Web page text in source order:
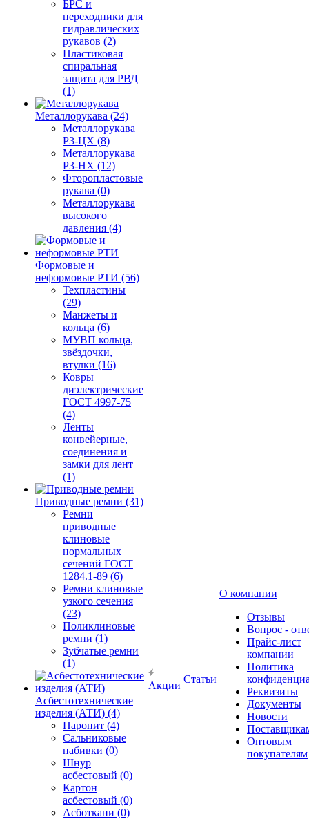
БРС и
переходники для
гидравлических
рукавов (2)
Пластиковая
спиральная
защита для РВД
(1)
Металлорукава (24)
Металлорукава
Р3-ЦХ (8)
Металлорукава
Р3-НХ (12)
Фторопластовые
рукава (0)
Металлорукава
высокого
давления (4)
Формовые и
неформовые РТИ (56)
Техпластины
(29)
Манжеты и
кольца (6)
МУВП кольца,
звёздочки,
втулки (16)
Ковры
диэлектрические
ГОСТ 4997-75
(4)
Ленты
конвейерные,
соединения и
замки для лент
(1)
Приводные ремни (31)
Ремни
приводные
клиновые
нормальных
сечений ГОСТ
1284.1-89 (6)
Ремни клиновые
узкого сечения
(23)
Поликлиновые
ремни (1)
Зубчатые ремни
(1)
Асбестотехнические
изделия (АТИ) (4)
Паронит (4)
Сальниковые
набивки (0)
Шнур
асбестовый (0)
Картон
асбестовый (0)
Асботкани (0)
Акции
Статьи
О компании
Отзывы
Вопрос -
Прайс-лист
компании
Политика
Реквизиты
Документы
Новости
Оптовым
покупателям